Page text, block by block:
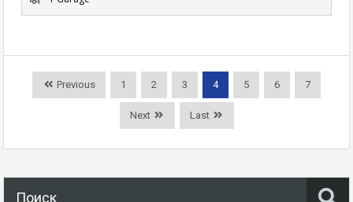
Previous 1 2 3 4 5 6 7
Next Last
Поиск